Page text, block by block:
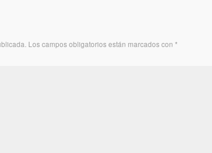
Los campos obligatorios están marcados con *